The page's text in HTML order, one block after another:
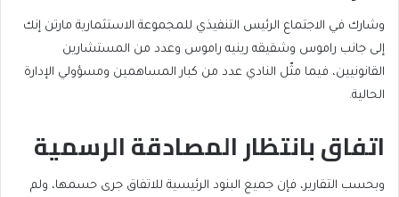
list
of
2
items
end
of
list
وشارك في الاجتماع الرئيس التنفيذي للمجموعة الاستثمارية مارتن إنك
إلى جانب راموس وشقيقه رينيه راموس وعدد من المستشارين
القانونيين، فيما مثّل النادي عدد من كبار المساهمين ومسؤولي الإدارة
الحالية.
اتفاق بانتظار المصادقة الرسمية
وبحسب التقارير، فإن جميع البنود الرئيسية للاتفاق جرى حسمها، ولم